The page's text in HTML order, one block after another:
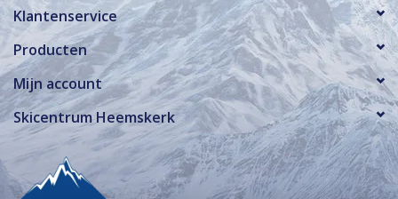
Klantenservice
Producten
Mijn account
Skicentrum Heemskerk